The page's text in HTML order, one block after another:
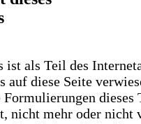
ist als Teil des
auf diese Seite
dieses
nicht mehr oder nicht